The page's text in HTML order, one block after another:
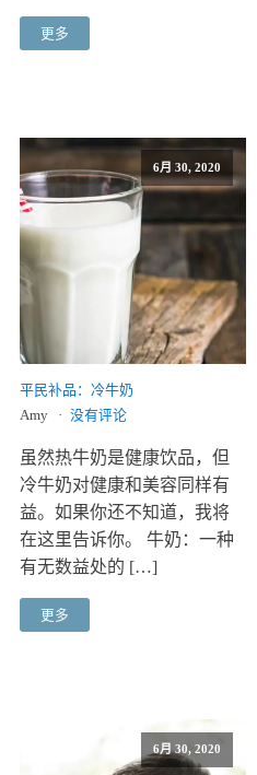
更多
6月 30, 2020
平民补品：冷牛奶
Amy 没有评论
虽然热牛奶是健康饮品，但
冷牛奶对健康和美容同样有
益。如果你还不知道，我将
在这里告诉你。 牛奶：一种
有无数益处的 […]
更多
6月 30, 2020